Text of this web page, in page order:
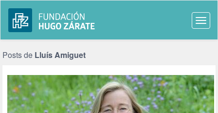
Posts de Lluís Amiguet